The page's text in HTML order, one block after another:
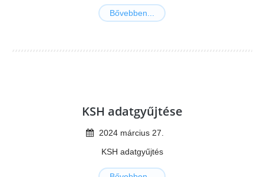
Bővebben...
KSH adatgyűjtése
2024 március 27
KSH adatgyűjtés